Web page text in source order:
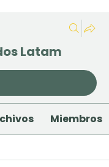
Latam
Miembros